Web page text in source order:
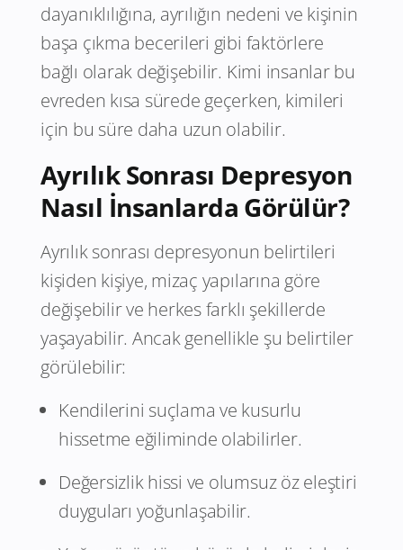
dayanıklılığına, ayrılığın nedeni ve kişinin
başa çıkma becerileri gibi faktörlere
bağlı olarak değişebilir. Kimi insanlar bu
evreden kısa sürede geçerken, kimileri
için bu süre daha uzun olabilir.
Ayrılık Sonrası Depresyon
Nasıl İnsanlarda Görülür?
Ayrılık sonrası depresyonun belirtileri
kişiden kişiye, mizaç yapılarına göre
değişebilir ve herkes farklı şekillerde
yaşayabilir. Ancak genellikle şu belirtiler
görülebilir:
Kendilerini suçlama ve kusurlu
hissetme eğiliminde olabilirler.
Değersizlik hissi ve olumsuz öz eleştiri
duyguları yoğunlaşabilir.